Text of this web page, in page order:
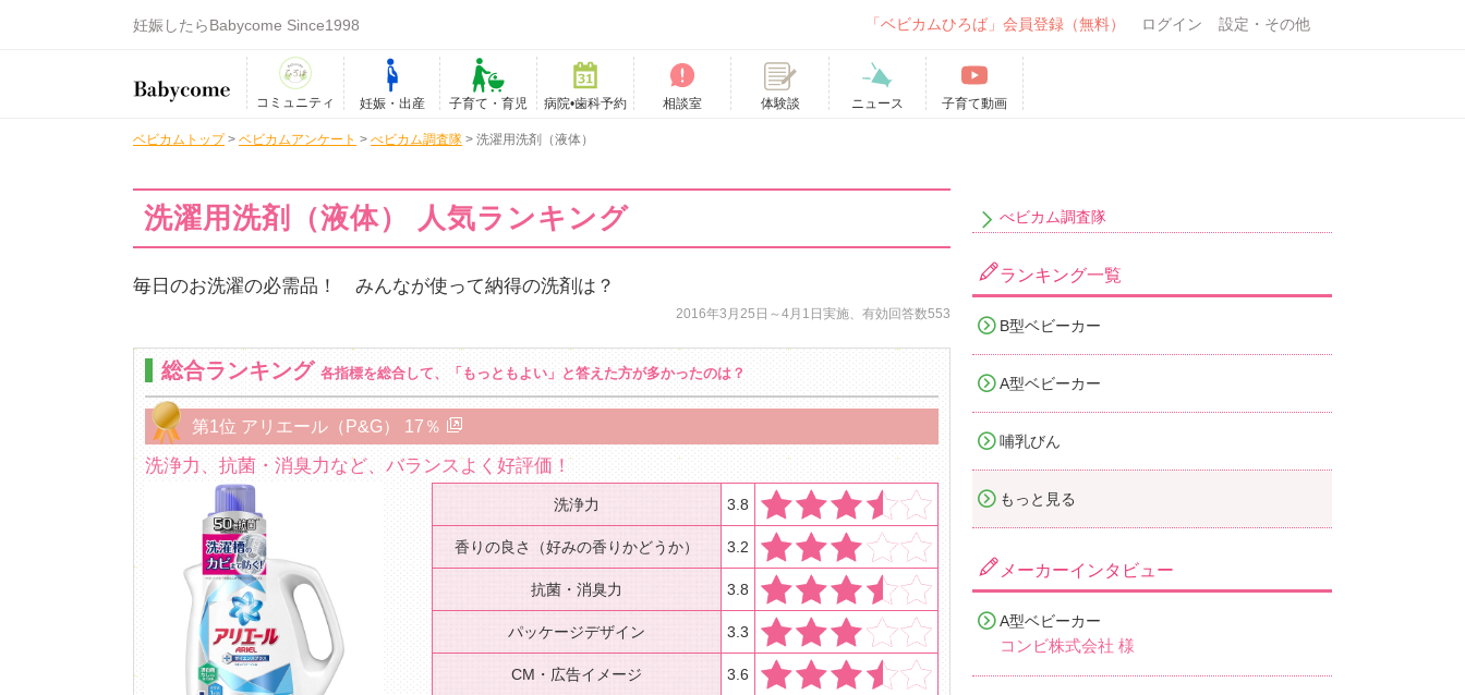
妊娠したらBabycome Since1998 「ベビカムひろば」会員登録（無料） ログイン 設定・その他
コミュニティ 妊娠・出産 子育て・育児 病院•歯科予約 相談室 体験談 ニュース 子育て動画
ベビカムトップ> ベビカムアンケート > べビカム調査隊 > 洗濯用洗剤（液体）
洗濯用洗剤（液体） 人気ランキング
毎日のお洗濯の必需品！ みんなが使って納得の洗剤は？
2016年3月25日～4月1日実施、有効回答数553
総合ランキング 各指標を総合して、「もっともよい」と答えた方が多かったのは？
第1位 アリエール（P&G） 17％
洗浄力、抗菌・消臭力など、バランスよく好評価！
洗浄力 3.8
香りの良さ（好みの香りかどうか） 3.2
抗菌・消臭力 3.8
パッケージデザイン 3.3
CM・広告イメージ 3.6
べビカム調査隊
ランキング一覧
B型ベビーカー
A型ベビーカー
哺乳びん
もっと見る
メーカーインタビュー
A型ベビーカー
コンビ株式会社 様